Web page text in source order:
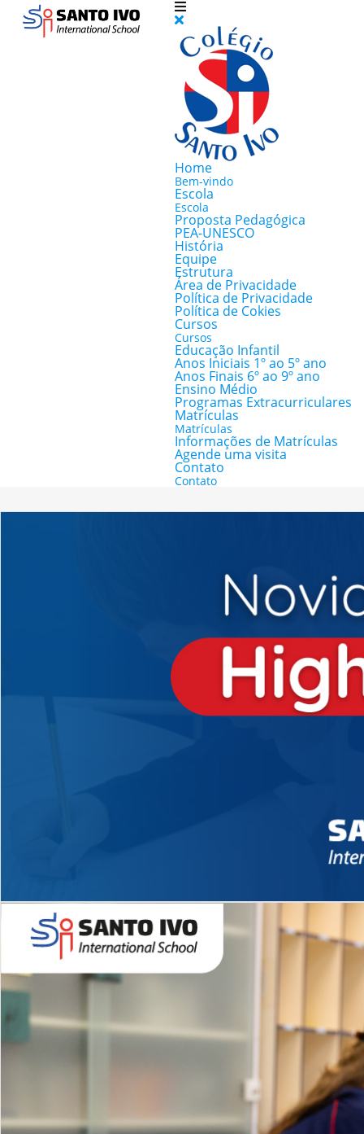
Home
Bem-vindo
Escola
Escola
Proposta Pedagógica
PEA-UNESCO
História
Equipe
Estrutura
Área de Privacidade
Política de Privacidade
Política de Cokies
Cursos
Cursos
Educação Infantil
Anos Iniciais 1º ao 5º ano
Anos Finais 6º ao 9º ano
Ensino Médio
Programas Extracurriculares
Matrículas
Matrículas
Informações de Matrículas
Agende uma visita
Contato
Contato
Novidades 2026 High School
EDUCAÇÃO INFANTIL
Inglês todos os dias